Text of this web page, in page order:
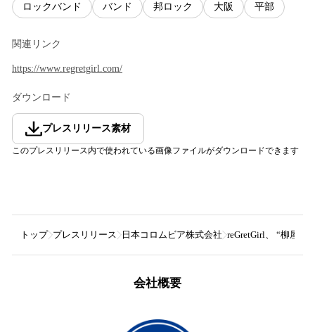
ロックバンド バンド 邦ロック 大阪 平部
関連リンク
https://www.regretgirl.com/
ダウンロード
プレスリリース素材
このプレスリリース内で使われている画像ファイルがダウンロードできます
トップ プレスリリース 日本コロムビア株式会社 reGretGirl、 “柳屋あ
会社概要